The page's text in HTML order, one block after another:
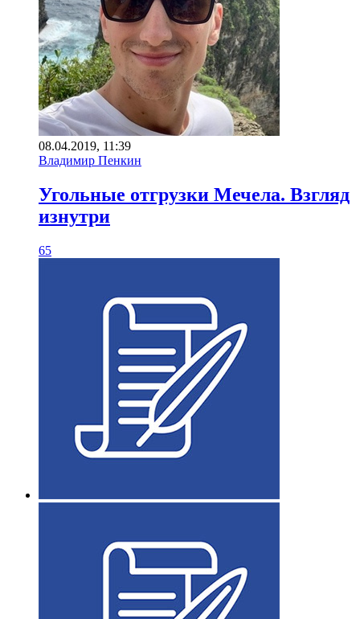
08.04.2019, 11:39
Владимир Пенкин
Угольные отгрузки Мечела. Взгляд
изнутри
65